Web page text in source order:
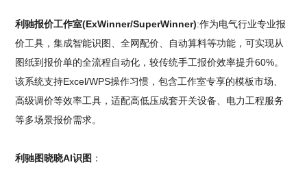
利驰报价工作室(ExWinner/SuperWinner):作为电气行业专业报
价工具，集成智能识图、全网配价、自动算料等功能，可实现从
图纸到报价单的全流程自动化，较传统手工报价效率提升60%。
该系统支持Excel/WPS操作习惯，包含工作室专享的模板市场、
高级调价等效率工具，适配高低压成套开关设备、电力工程服务
等多场景报价需求。
利驰图晓晓AI识图 ：